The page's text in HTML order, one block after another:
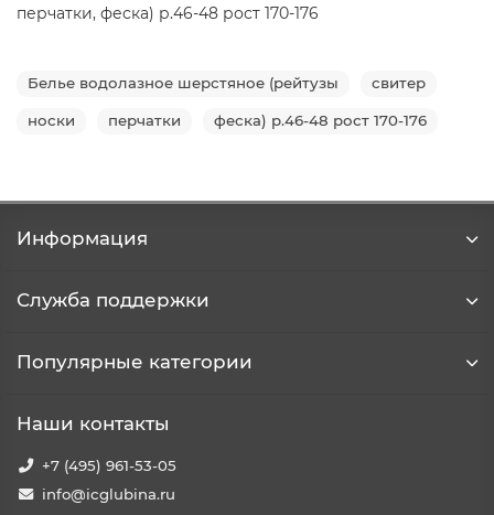
перчатки, феска) р.46-48 рост 170-176
Белье водолазное шерстяное (рейтузы свитер
носки перчатки феска) р.46-48 рост 170-176
Информация
Служба поддержки
Популярные категории
Наши контакты
+7 (495) 961-53-05
info@icglubina.ru